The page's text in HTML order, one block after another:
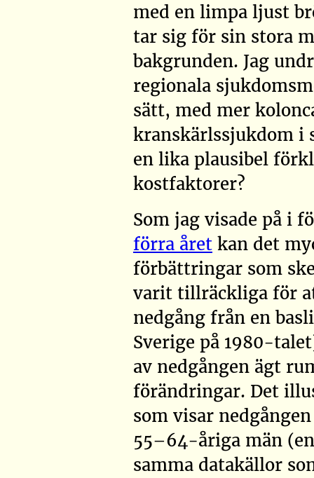
med en limpa ljust
tar sig för sin stora
bakgrunden. Jag
regionala
sätt, med mer
kranskärlssjukdom i
en lika plausibel
kostfaktorer?
Som jag visade på i
förra året kan det
förbättringar som
varit tillräckliga för
nedgång från en
Sverige på 1980-
av nedgången ägt
förändringar. Det
som visar
55–64-åriga män
samma datakällor